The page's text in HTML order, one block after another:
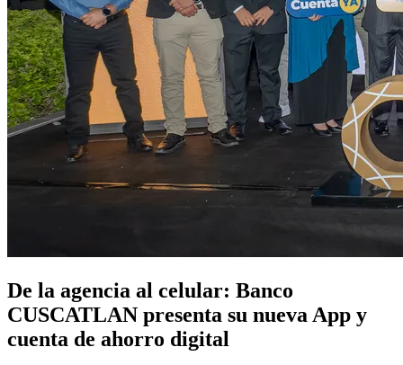
De la agencia al celular: Banco
CUSCATLAN presenta su nueva App y
cuenta de ahorro digital